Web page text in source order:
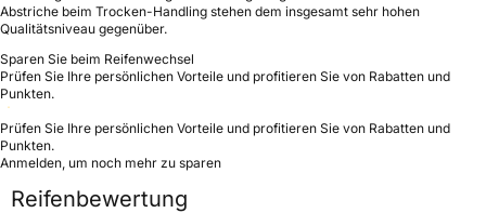
Abstriche beim Trocken-Handling stehen dem insgesamt sehr hohen
Qualitätsniveau gegenüber.
Sparen Sie beim Reifenwechsel
Prüfen Sie Ihre persönlichen Vorteile und profitieren Sie von Rabatten und
Punkten.
Prüfen Sie Ihre persönlichen Vorteile und profitieren Sie von Rabatten und
Punkten.
Anmelden, um noch mehr zu sparen
Reifenbewertung